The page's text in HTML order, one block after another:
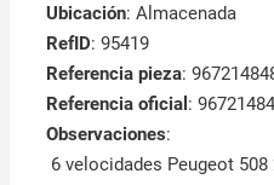
Ubicación: Almacenada
RefID: 95419
Referencia pieza:
Referencia oficial :
Observaciones:
6 velocidades Peugeot 508